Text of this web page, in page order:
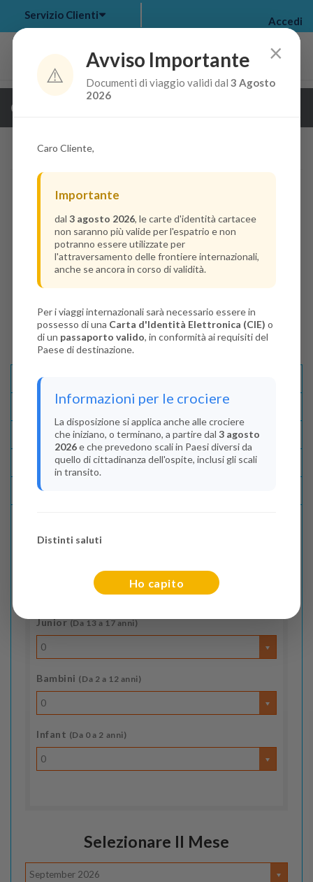
my bookings >
Servizio Clienti Accedi
Guarda i dettagli della crociera
Disponibilità
Condizioni
Recensioni
Indica il numero dei passeggeri
Junior(Da 13 a 17 anni)
0
Bambini (Da 2 a 12 anni)
0
Infant (Da 0 a 2 anni)
0
Selezionare Il Mese
September 2026
×
⚠️
Avviso Importante
Documenti di viaggio validi dal3 Agosto
2026
Caro Cliente,
Importante
dal 3 agosto 2026, le carte d'identità cartacee
non saranno più valide per l'espatrio e non
potranno essere utilizzate per
l'attraversamento delle frontiere internazionali,
anche se ancora in corso di validità.
Per i viaggi internazionali sarà necessario essere in
possesso di una Carta d'Identità Elettronica (CIE) o
di un passaporto valido, in conformità ai requisiti del
Paese di destinazione.
Informazioni per le crociere
La disposizione si applica anche alle crociere
che iniziano, o terminano, a partire dal 3 agosto
2026e che prevedono scali in Paesi diversi da
quello di cittadinanza dell'ospite, inclusi gli scali
in transito.
Distinti saluti
Ho capito